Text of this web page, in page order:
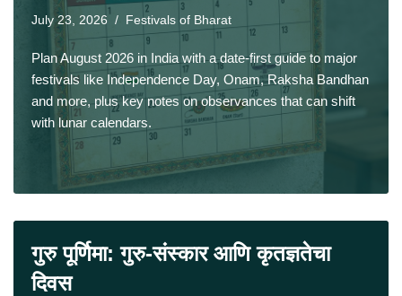
July 23, 2026 Festivals of Bharat
Plan August 2026 in India with a date-first guide to major
festivals like Independence Day, Onam, Raksha Bandhan
and more, plus key notes on observances that can shift
with lunar calendars.
गुरु पूर्णिमा: गुरु-संस्कार आणि कृतज्ञतेचा
दिवस